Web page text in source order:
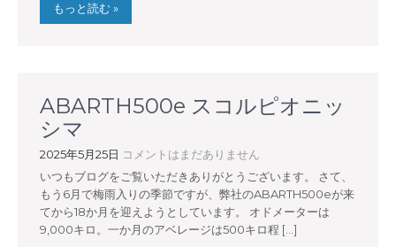
もっと読む »
ABARTH500e スコルピオニッ
シマ
2025年5月25日 コメントはまだありません
いつもブログをご覧いただきありがとうございます。 さて、
もう6月で梅雨入りの季節ですが、弊社のABARTH500eが来
てから18か月を迎えようとしています。 オドメーターは
9,000キロ。一か月のアベレージは500キロ程 […]